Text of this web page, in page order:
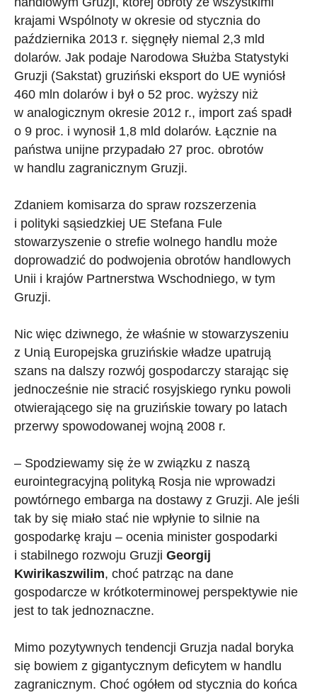
krajami Wspólnoty w okresie od stycznia do
października 2013 r. sięgnęły niemal 2,3 mld
dolarów. Jak podaje Narodowa Służba Statystyki
Gruzji (Sakstat) gruziński eksport do UE wyniósł
460 mln dolarów i był o 52 proc. wyższy niż
w analogicznym okresie 2012 r., import zaś spadł
o 9 proc. i wynosił 1,8 mld dolarów. Łącznie na
państwa unijne przypadało 27 proc. obrotów
w handlu zagranicznym Gruzji.
Zdaniem komisarza do spraw rozszerzenia
i polityki sąsiedzkiej UE Stefana Fule
stowarzyszenie o strefie wolnego handlu może
doprowadzić do podwojenia obrotów handlowych
Unii i krajów Partnerstwa Wschodniego, w tym
Gruzji.
Nic więc dziwnego, że właśnie w stowarzyszeniu
z Unią Europejska gruzińskie władze upatrują
szans na dalszy rozwój gospodarczy starając się
jednocześnie nie stracić rosyjskiego rynku powoli
otwierającego się na gruzińskie towary po latach
przerwy spowodowanej wojną 2008 r.
– Spodziewamy się że w związku z naszą
eurointegracyjną polityką Rosja nie wprowadzi
powtórnego embarga na dostawy z Gruzji. Ale jeśli
tak by się miało stać nie wpłynie to silnie na
gospodarkę kraju – ocenia minister gospodarki
i stabilnego rozwoju Gruzji Georgij
Kwirikaszwilim, choć patrząc na dane
gospodarcze w krótkoterminowej perspektywie nie
jest to tak jednoznaczne.
Mimo pozytywnych tendencji Gruzja nadal boryka
się bowiem z gigantycznym deficytem w handlu
zagranicznym. Choć ogółem od stycznia do końca